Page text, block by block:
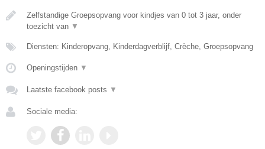
Zelfstandige Groepsopvang voor kindjes van 0 tot 3 jaar, onder
toezicht van ▼
Diensten: Kinderopvang, Kinderdagverblijf, Crèche, Groepsopvang
Openingstijden ▼
Laatste facebook posts ▼
Sociale media: